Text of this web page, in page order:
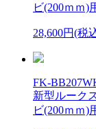
ビ(200ｍｍ)
28,600円(税
FK-
新型ルーク
ビ(200ｍｍ